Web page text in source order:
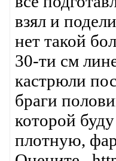
взял и
нет такой
30-ти см
кастрюли
браги
которой
плотную,